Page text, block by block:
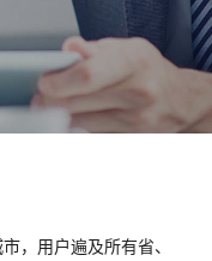
，用户遍及所有省、